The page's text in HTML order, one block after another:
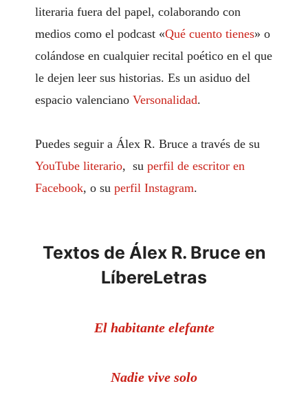
literaria fuera del papel, colaborando con
medios como el podcast «Qué cuentotienes» o
colándose en cualquier recital poético en el que
le dejen leer sus historias. Es un asiduo del
espacio valenciano Versonalidad.
Puedes seguir a Álex R. Bruce a través de su
YouTube literario, su perfil de escritor en
Facebook, o su perfil Instagram.
Textos de Álex R. Bruce en
LíbereLetras
El habitante elefante
Nadie vive solo